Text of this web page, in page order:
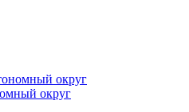
округ
округ